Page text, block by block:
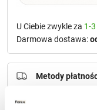
U Ciebie zwykle za 1-
Darmowa dostawa:
Metody